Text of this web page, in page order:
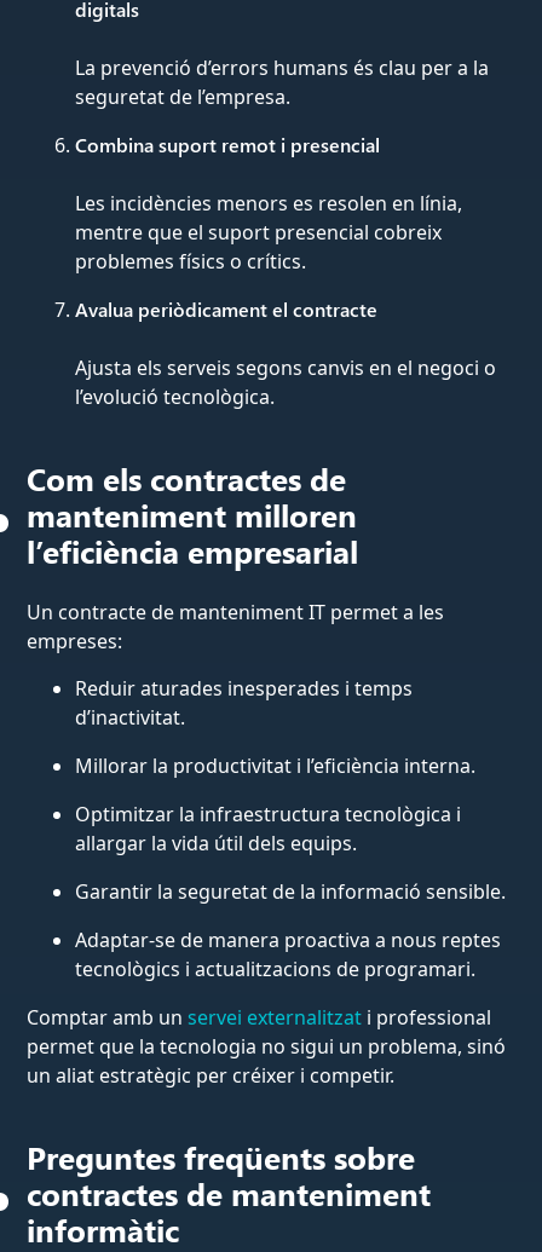
digitals
La prevenció d’errors humans és clau per a la
seguretat de l’empresa.
Combina suport remot i presencial
Les incidències menors es resolen en línia,
mentre que el suport presencial cobreix
problemes físics o crítics.
Avalua periòdicament el contracte
Ajusta els serveis segons canvis en el negoci o
l’evolució tecnològica.
Com els contractes de
manteniment milloren
l’eficiència empresarial
Un contracte de manteniment IT permet a les
empreses:
Reduir aturades inesperades i temps
d’inactivitat.
Millorar la productivitat i l’eficiència interna.
Optimitzar la infraestructura tecnològica i
allargar la vida útil dels equips.
Garantir la seguretat de la informació sensible.
Adaptar-se de manera proactiva a nous reptes
tecnològics i actualitzacions de programari.
Comptar amb un servei externalitzat i professional
permet que la tecnologia no sigui un problema, sinó
un aliat estratègic per créixer i competir.
Preguntes freqüents sobre
contractes de manteniment
informàtic